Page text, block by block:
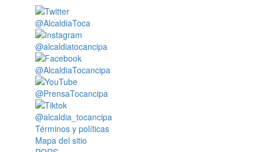
@AlcaldiaToca
@alcaldiatocancipa
@AlcaldiaTocancipa
@PrensaTocancipa
@alcaldia_tocancipa
Términos y políticas
Mapa del sitio